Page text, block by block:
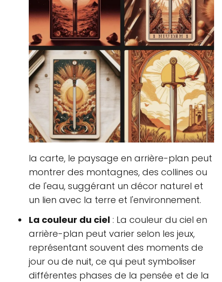
la carte, le paysage en arrière-plan peut
montrer des montagnes, des collines ou
de l'eau, suggérant un décor naturel et
un lien avec la terre et l'environnement.
La couleur du ciel : La couleur du ciel en
arrière-plan peut varier selon les jeux,
représentant souvent des moments de
jour ou de nuit, ce qui peut symboliser
différentes phases de la pensée et de la